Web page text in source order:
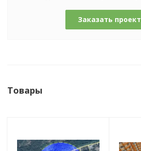
Заказать проект
Товары